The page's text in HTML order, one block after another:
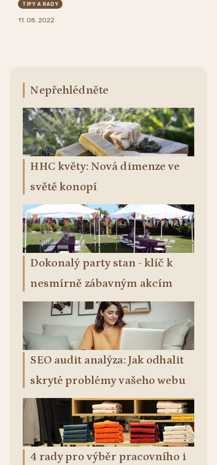
TIPY A RADY
11. 08. 2022
Nepřehlédněte
HHC květy: Nová dimenze ve
světě konopí
Dokonalý party stan - klíč k
nesmírně zábavným akcím
SEO audit analýza: Jak odhalit
skryté problémy vašeho webu
4 rady pro výběr pracovního i